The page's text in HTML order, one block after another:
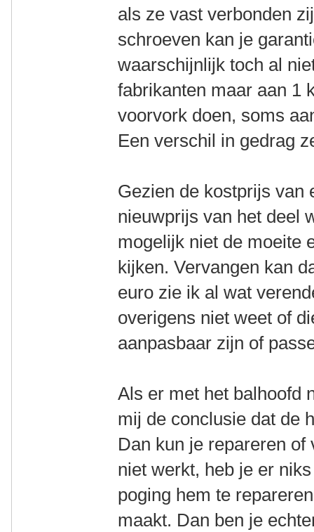
als ze vast verbonden
schroeven kan je
waarschijnlijk toch al
fabrikanten maar aan 1
voorvork doen, soms
Een verschil in gedrag
Gezien de kostprijs van
nieuwprijs van het deel
mogelijk niet de moeite
kijken. Vervangen kan
euro zie ik al wat
overigens niet weet of
aanpasbaar zijn of
Als er met het balhoofd
mij de conclusie dat de
Dan kun je repareren
niet werkt, heb je er
poging hem te
maakt. Dan ben je